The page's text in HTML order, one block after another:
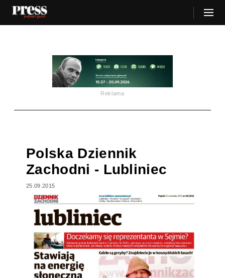
Reklama
Polska Dziennik
Zachodni - Lubliniec
25.09.2015